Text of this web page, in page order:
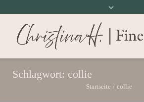
Schlagwort: collie
Startseite / collie